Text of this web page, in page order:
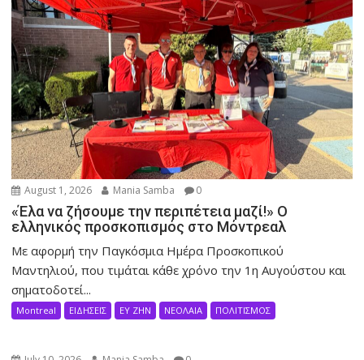
August 1, 2026 Mania Samba 0
«Έλα να ζήσουμε την περιπέτεια μαζί!» Ο
ελληνικός προσκοπισμός στο Μόντρεαλ
Με αφορμή την Παγκόσμια Ημέρα Προσκοπικού
Μαντηλιού, που τιμάται κάθε χρόνο την 1η Αυγούστου και
σηματοδοτεί...
Montreal ΕΙΔΗΣΕΙΣ ΕΥ ΖΗΝ ΝΕΟΛΑΙΑ ΠΟΛΙΤΙΣΜΟΣ